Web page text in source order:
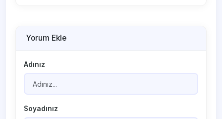
Yorum Ekle
Adınız
Soyadınız